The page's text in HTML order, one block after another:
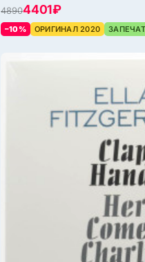
48904401 ₽
–10% ОРИГИНАЛ 2020